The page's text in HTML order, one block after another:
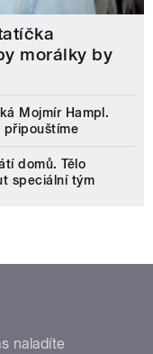
morálky by
Mojmír Hampl.
připouštíme
domů. Tělo
speciální tým
naladíte